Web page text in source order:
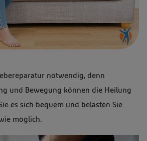
notwendig, denn
und Bewegung können die Heilung
es sich bequem und belasten Sie
möglich.